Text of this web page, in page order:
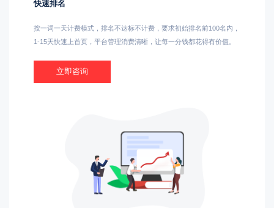
快速排名
按一词一天计费模式，排名不达标不计费，要求初始排名前100名内，
1-15天快速上首页，平台管理消费清晰，让每一分钱都花得有价值。
立即咨询